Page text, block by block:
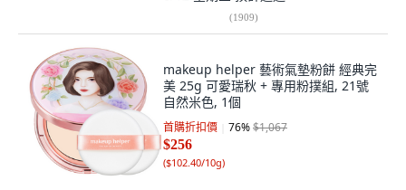
(1909)
makeup helper 藝術氣墊粉餅 經典完
美 25g 可愛瑞秋 + 專用粉撲組, 21號
自然米色, 1個
首購折扣價 76%$1,067
$256
($102.40/10g)